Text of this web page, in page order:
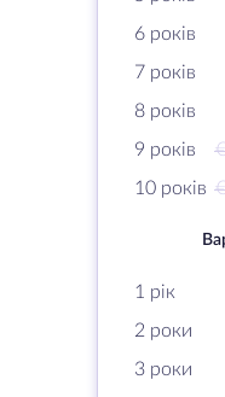
6 років
7 років
8 років
9 років
10 років
1 рік
2 роки
3 роки